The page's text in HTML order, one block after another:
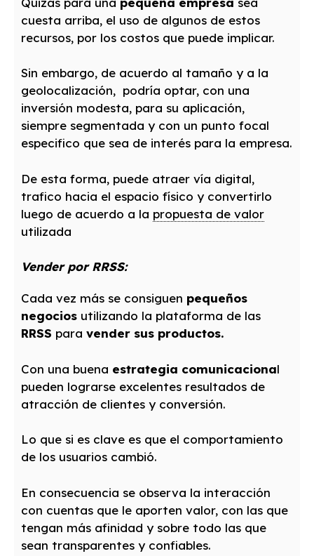
cuesta arriba, el uso de algunos de estos
recursos, por los costos que puede implicar.
Sin embargo, de acuerdo al tamaño y a la
geolocalización, podría optar, con una
inversión modesta, para su aplicación,
siempre segmentada y con un punto focal
especifico que sea de interés para la empresa.
De esta forma, puede atraer vía digital,
trafico hacia el espacio físico y convertirlo
luego de acuerdo a la propuesta de valor
utilizada
Vender por RRSS:
Cada vez más se consiguen pequeños
negocios utilizando la plataforma de las
RRSS para vender sus productos.
Con una buena estrategia comunicacional
pueden lograrse excelentes resultados de
atracción de clientes y conversión.
Lo que si es clave es que el comportamiento
de los usuarios cambió.
En consecuencia se observa la interacción
con cuentas que le aporten valor, con las que
tengan más afinidad y sobre todo las que
sean transparentes y confiables.